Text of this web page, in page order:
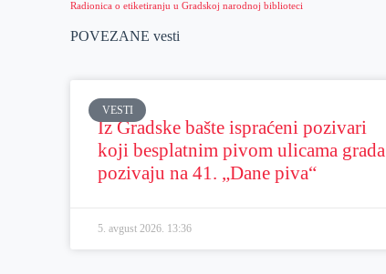
Radionica o etiketiranju u Gradskoj narodnoj biblioteci
POVEZANE vesti
VESTI
Iz Gradske bašte ispraćeni pozivari
koji besplatnim pivom ulicama grada
pozivaju na 41. „Dane piva“
5. avgust 2026. 13:36